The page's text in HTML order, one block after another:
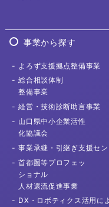
事業から探す
よろず支援拠点整備事業
総合相談体制
整備事業
経営・技術診断助言事業
山口県中小企業活性
化協議会
事業承継・ 引継ぎ支援セ
首都圏等プロフェッ
ショナル
人材還流促進事業
DX・ロボティクス活用に